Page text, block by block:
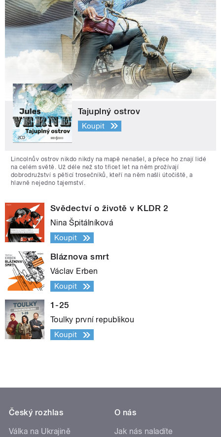
Tajuplný ostrov
Koupit
Lincolnův ostrov nikdo nikdy na mapě nenašel, a přece ho znají lidé
na celém světě. Už déle než sto třicet let na něm prožívají
dobrodružství s pěticí trosečníků, kteří na něm našli útočiště, a
hlavně nejedno tajemství.
Svědectví o životě v KLDR 2
Nina Špitálníková
Koupit
Bláznova smrt
Václav Erben
Koupit
1-25
Toulky první republikou
Koupit
Český rozhlas
Válka na Ukrajině
O nás
Jak nás naladíte